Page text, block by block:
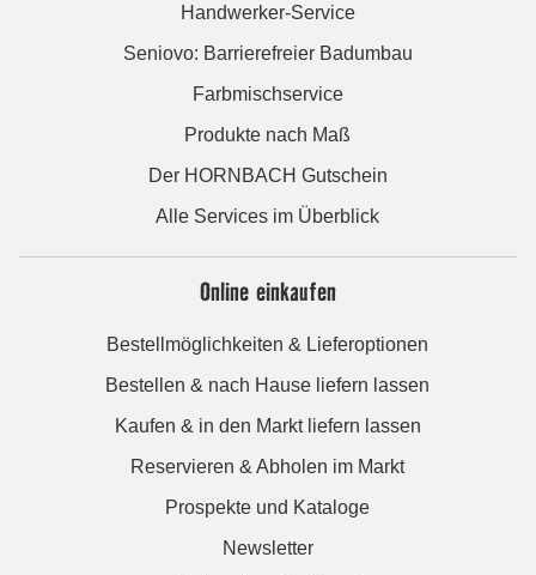
Handwerker-Service
Seniovo: Barrierefreier Badumbau
Farbmischservice
Produkte nach Maß
Der HORNBACH Gutschein
Alle Services im Überblick
Online einkaufen
Bestellmöglichkeiten & Lieferoptionen
Bestellen & nach Hause liefern lassen
Kaufen & in den Markt liefern lassen
Reservieren & Abholen im Markt
Prospekte und Kataloge
Newsletter